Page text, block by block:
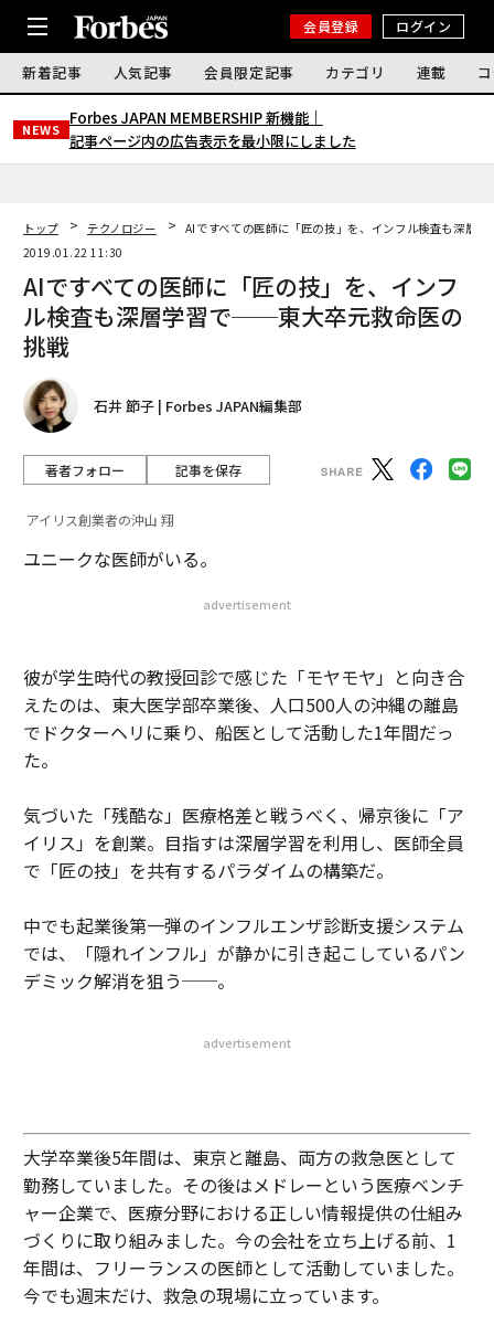
会員登録 ログイン
新着記事 人気記事 会員限定記事 カテゴリ 連載
NEWS
Forbes JAPAN MEMBERSHIP 新機能｜
記事ページ内の広告表示を最小限にしました
トップ テクノロジー
AIですべての医師に「匠の技」を、インフル検査も深層
2019.01.22 11:30
AIですべての医師に「匠の技」を、インフ
ル検査も深層学習で──東大卒元救命医の
挑戦
石井 節子 | Forbes JAPAN編集部
著者フォロー 記事を保存
アイリス創業者の沖山 翔
ユニークな医師がいる。
advertisement
彼が学生時代の教授回診で感じた「モヤモヤ」と向き合
えたのは、東大医学部卒業後、人口500人の沖縄の離島
でドクターヘリに乗り、船医として活動した1年間だっ
た。
気づいた「残酷な」医療格差と戦うべく、帰京後に「ア
イリス」を創業。目指すは深層学習を利用し、医師全員
で「匠の技」を共有するパラダイムの構築だ。
中でも起業後第一弾のインフルエンザ診断支援システム
では、「隠れインフル」が静かに引き起こしているパン
デミック解消を狙う──。
advertisement
大学卒業後5年間は、東京と離島、両方の救急医として
勤務していました。その後はメドレーという医療ベンチ
ャー企業で、医療分野における正しい情報提供の仕組み
づくりに取り組みました。今の会社を立ち上げる前、1
年間は、フリーランスの医師として活動していました。
今でも週末だけ、救急の現場に立っています。